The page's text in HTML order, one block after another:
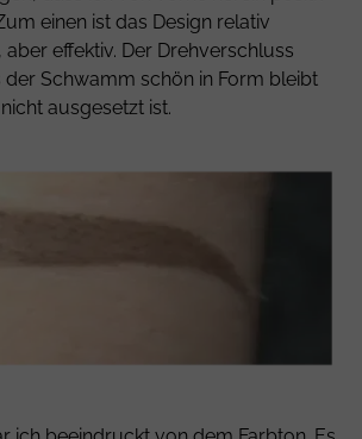
einen ist das Design relativ
effektiv. Der Drehverschluss
Schwamm schön in Form bleibt
ausgesetzt ist.